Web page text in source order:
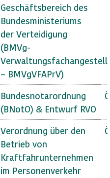
Geschäftsbereich des
Bundesministeriums
der Verteidigung
(BMVg-
– BMVgVFAPrV)
Bundesnotarordnung
(BNotO) & Entwurf RVO
Verordnung über den
Betrieb von
Kraftfahrunternehmen
im Personenverkehr